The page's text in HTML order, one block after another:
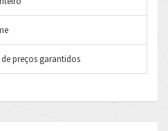
preços garantidos